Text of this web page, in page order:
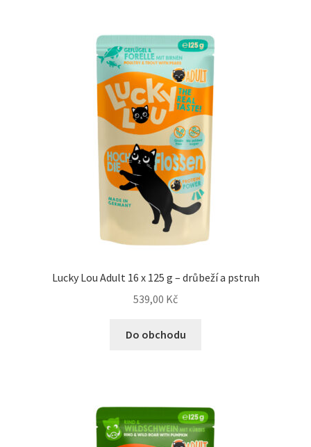
Lucky Lou Adult 16 x 125 g – drůbeží a pstruh
539,00 Kč
Do obchodu